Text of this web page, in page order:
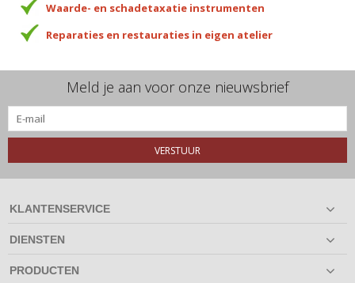
Waarde- en schadetaxatie instrumenten
Reparaties en restauraties in eigen atelier
Meld je aan voor onze nieuwsbrief
VERSTUUR
KLANTENSERVICE
DIENSTEN
PRODUCTEN